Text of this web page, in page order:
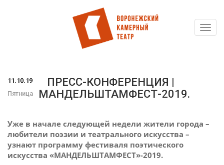
11.10.19
Пятница
ПРЕСС-КОНФЕРЕНЦИЯ |
МАНДЕЛЬШТАМФЕСТ-2019.
Уже в начале следующей недели жители города –
любители поэзии и театрального искусства –
узнают программу фестиваля поэтического
искусства «МАНДЕЛЬШТАМФЕСТ»-2019.